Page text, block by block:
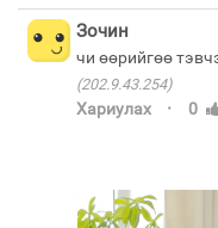
Зочин
чи өөрийгөө
(202.9.43.254)
Хариулах · 0